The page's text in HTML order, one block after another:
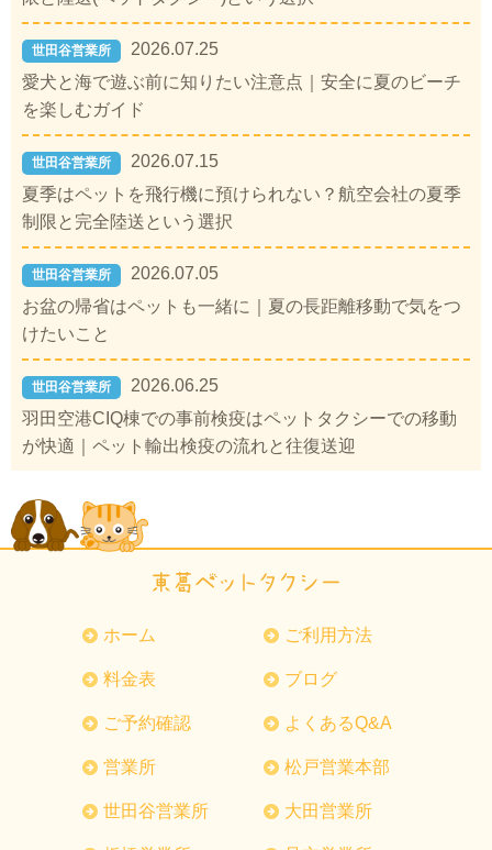
世田谷営業所
2026.07.25
愛犬と海で遊ぶ前に知りたい注意点｜安全に夏のビーチ
を楽しむガイド
世田谷営業所
2026.07.15
夏季はペットを飛行機に預けられない？航空会社の夏季
制限と完全陸送という選択
世田谷営業所
2026.07.05
お盆の帰省はペットも一緒に｜夏の長距離移動で気をつ
けたいこと
世田谷営業所
2026.06.25
羽田空港CIQ棟での事前検疫はペットタクシーでの移動
が快適｜ペット輸出検疫の流れと往復送迎
ホーム ご利用方法
料金表 ブログ
ご予約確認 よくあるQ&A
営業所 松戸営業本部
世田谷営業所 大田営業所